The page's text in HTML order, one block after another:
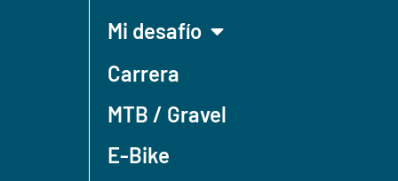
Mi desafío
Carrera
MTB / Gravel
E-Bike